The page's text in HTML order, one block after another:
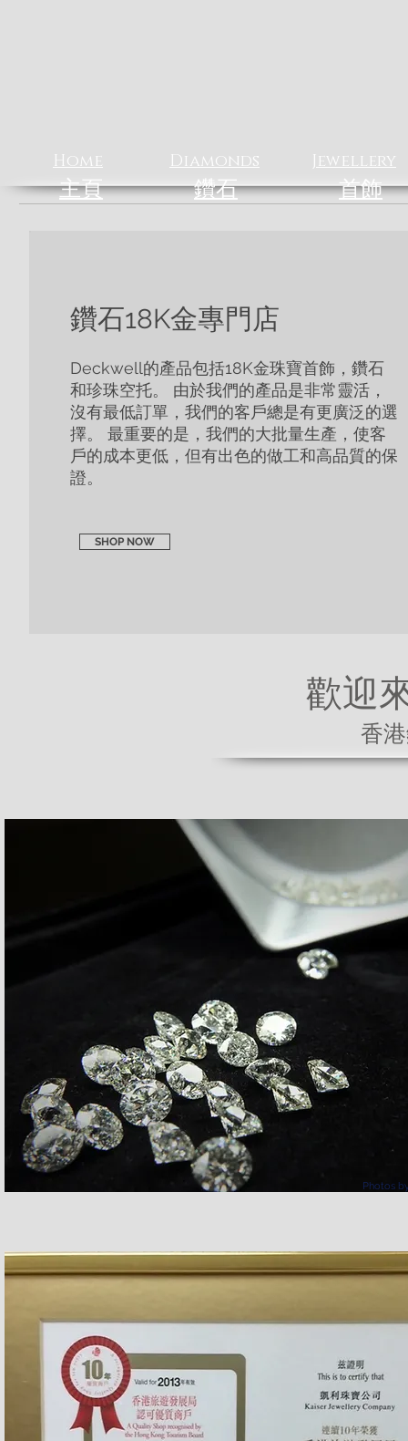
Home Diamonds Jewellery
主頁 鑽石 首飾
歡迎
香
Photos
鑽石18K金專門店
Deckwell的產品包括18K金珠寶首飾，鑽石
和珍珠空托。 由於我們的產品是非常靈活，
沒有最低訂單，我們的客戶總是有更廣泛的選
擇。 最重要的是，我們的大批量生產，使客
戶的成本更低，但有出色的做工和高品質的保
證。
SHOP NOW